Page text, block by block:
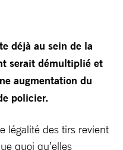
déjà au sein de la
serait démultiplié et
augmentation du
policier.
légalité des tirs revient
quoi qu’elles